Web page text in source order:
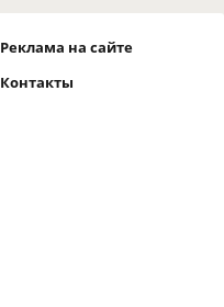
Реклама на сайте
Контакты